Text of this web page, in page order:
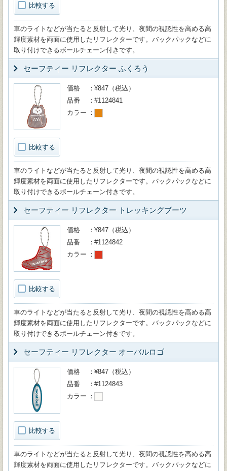
比較する
車のライトなどが当たると反射して光り、夜間の視認性を高める高
輝度素材を両面に使用したリフレクターです。バックパックなどに
取り付けできるボールチェーン付きです。
セーフティー リフレクター ふくろう
比較する
価格
¥847（税込）
品番
#1124841
カラー
車のライトなどが当たると反射して光り、夜間の視認性を高める高
輝度素材を両面に使用したリフレクターです。バックパックなどに
取り付けできるボールチェーン付きです。
セーフティー リフレクター トレッキングブーツ
比較する
価格
¥847（税込）
品番
#1124842
カラー
車のライトなどが当たると反射して光り、夜間の視認性を高める高
輝度素材を両面に使用したリフレクターです。バックパックなどに
取り付けできるボールチェーン付きです。
セーフティー リフレクター オーバルロゴ
比較する
価格
¥847（税込）
品番
#1124843
カラー
車のライトなどが当たると反射して光り、夜間の視認性を高める高
輝度素材を両面に使用したリフレクターです。バックパックなどに